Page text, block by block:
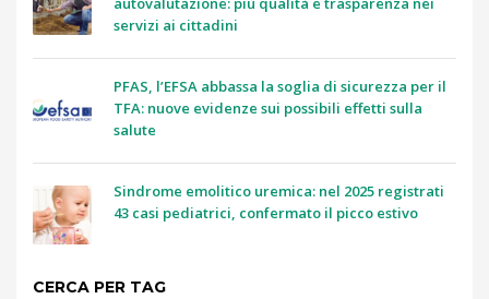
servizi ai cittadini
PFAS, l’EFSA abbassa la soglia di sicurezza per il
TFA: nuove evidenze sui possibili effetti sulla
salute
Sindrome emolitico uremica: nel 2025 registrati
43 casi pediatrici, confermato il picco estivo
CERCA PER TAG